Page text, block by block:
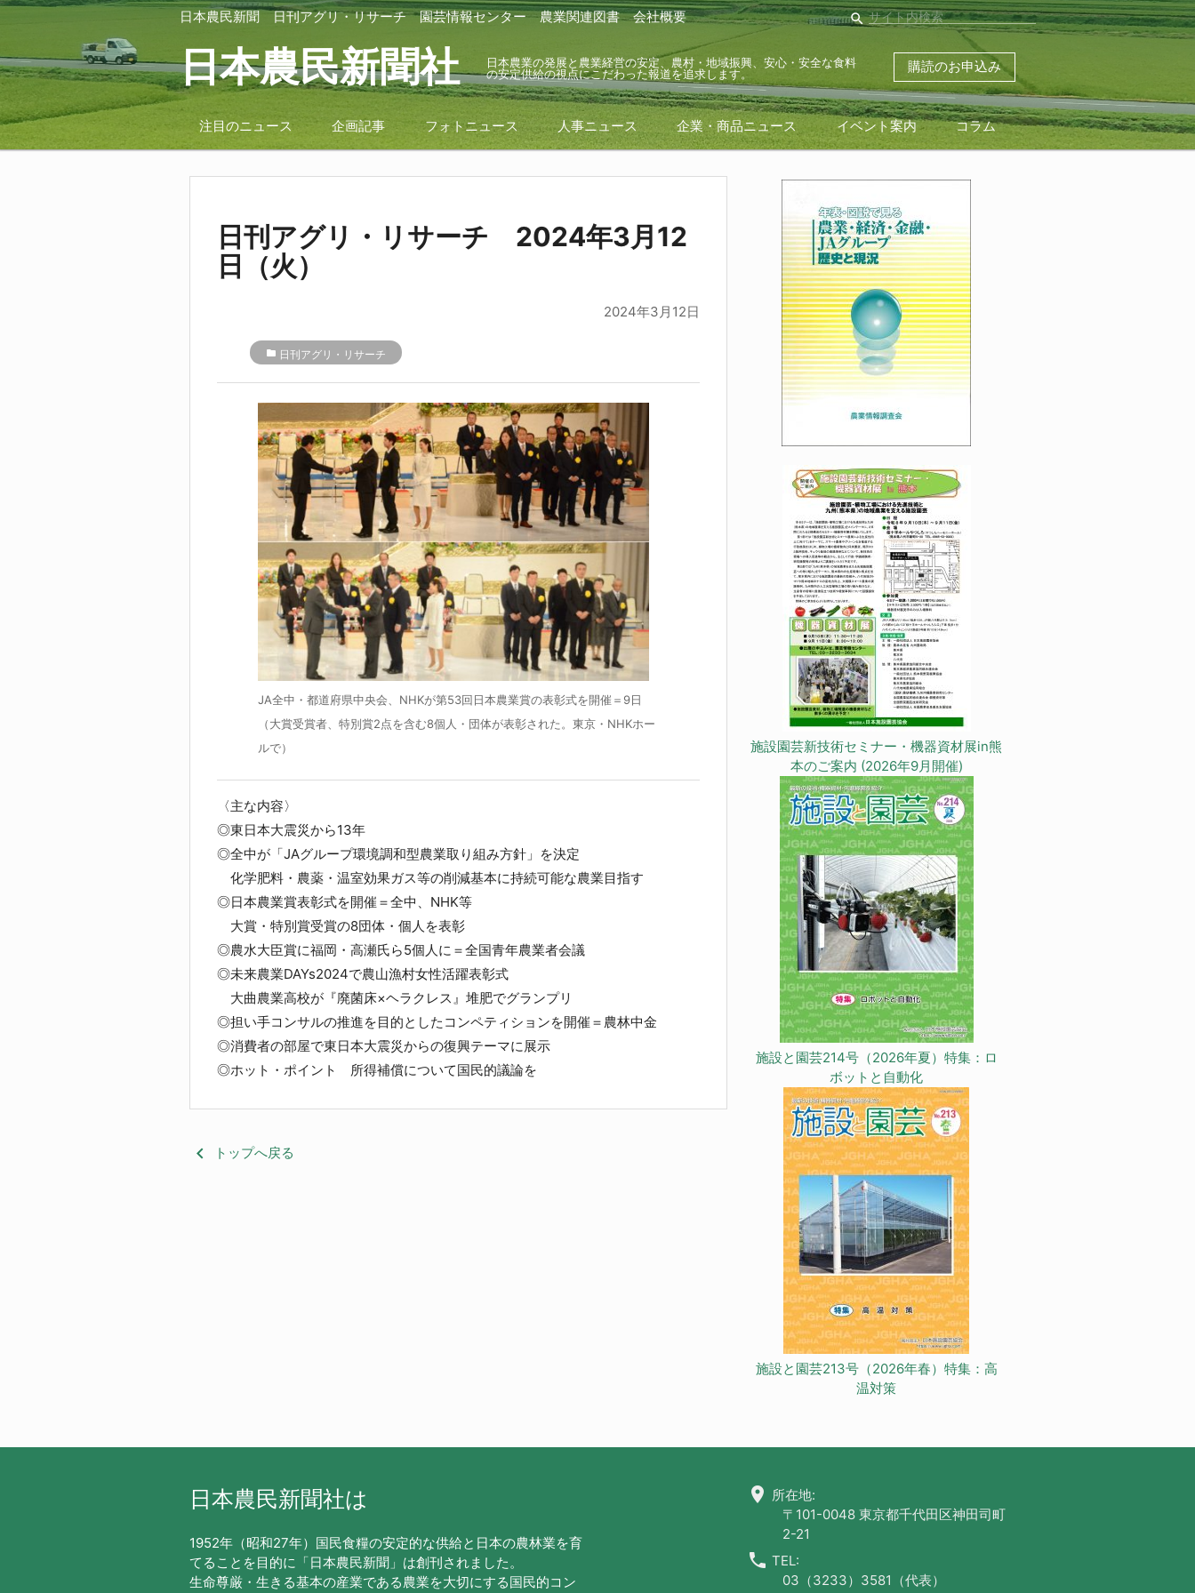
日本農民新聞 日刊アグリ・リサーチ 園芸情報センター 農業関連図書 会社概要 search
日本農民新聞社
日本農業の発展と農業経営の安定、農村・地域振興、安心・安全な食料
の安定供給の視点にこだわった報道を追求します。
購読のお申込み
注目のニュース 企画記事 フォトニュース 人事ニュース 企業・商品ニュース イベント案内 コラム
日刊アグリ・リサーチ 2024年3月12
日（火）
2024年3月12日
folder 日刊アグリ・リサーチ
JA全中・都道府県中央会、NHKが第53回日本農業賞の表彰式を開催＝9日
（大賞受賞者、特別賞2点を含む8個人・団体が表彰された。東京・NHKホー
ルで）
〈主な内容〉
◎東日本大震災から13年
◎全中が「JAグループ環境調和型農業取り組み方針」を決定
化学肥料・農薬・温室効果ガス等の削減基本に持続可能な農業目指す
◎日本農業賞表彰式を開催＝全中、NHK等
大賞・特別賞受賞の8団体・個人を表彰
◎農水大臣賞に福岡・高瀬氏ら5個人に＝全国青年農業者会議
◎未来農業DAYs2024で農山漁村女性活躍表彰式
大曲農業高校が『廃菌床×ヘラクレス』堆肥でグランプリ
◎担い手コンサルの推進を目的としたコンペティションを開催＝農林中金
◎消費者の部屋で東日本大震災からの復興テーマに展示
◎ホット・ポイント 所得補償について国民的議論を
keyboard_arrow_left トップへ戻る
施設園芸新技術セミナー・機器資材展in熊
本のご案内 (2026年9月開催)
施設と園芸214号（2026年夏）特集：ロ
ボットと自動化
施設と園芸213号（2026年春）特集：高
温対策
日本農民新聞社は
1952年（昭和27年）国民食糧の安定的な供給と日本の農林業を育
てることを目的に「日本農民新聞」は創刊されました。
生命尊厳・生きる基本の産業である農業を大切にする国民的コン
location_on 所在地:
〒101-0048 東京都千代田区神田司町
2-21
call TEL:
03（3233）3581（代表）